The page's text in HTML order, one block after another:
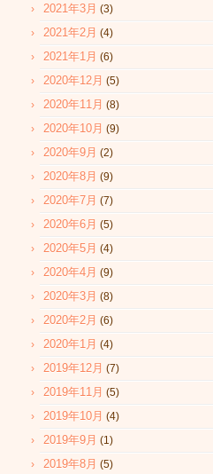
2021年3月 (3)
2021年2月 (4)
2021年1月 (6)
2020年12月 (5)
2020年11月 (8)
2020年10月 (9)
2020年9月 (2)
2020年8月 (9)
2020年7月 (7)
2020年6月 (5)
2020年5月 (4)
2020年4月 (9)
2020年3月 (8)
2020年2月 (6)
2020年1月 (4)
2019年12月 (7)
2019年11月 (5)
2019年10月 (4)
2019年9月 (1)
2019年8月 (5)